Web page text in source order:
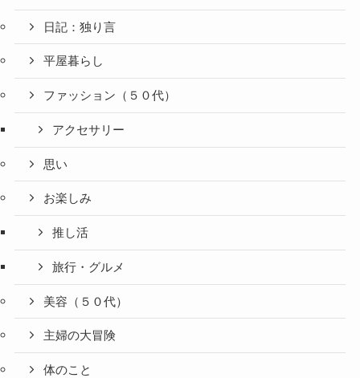
日記：独り言
平屋暮らし
ファッション（５０代）
アクセサリー
思い
お楽しみ
推し活
旅行・グルメ
美容（５０代）
主婦の大冒険
体のこと